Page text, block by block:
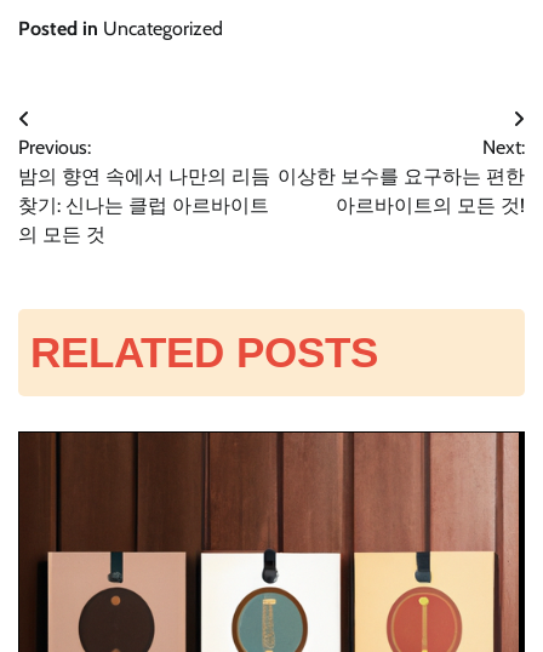
Posted in Uncategorized
글
탐
Previous:
밤의 향연 속에서 나만의 리듬
찾기: 신나는 클럽 아르바이트
의 모든 것
Next:
이상한 보수를 요구하는 편한
아르바이트의 모든 것!
RELATED POSTS